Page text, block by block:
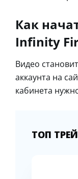
Как
Infinity
Видео
аккаунта на
кабинета
ТОП